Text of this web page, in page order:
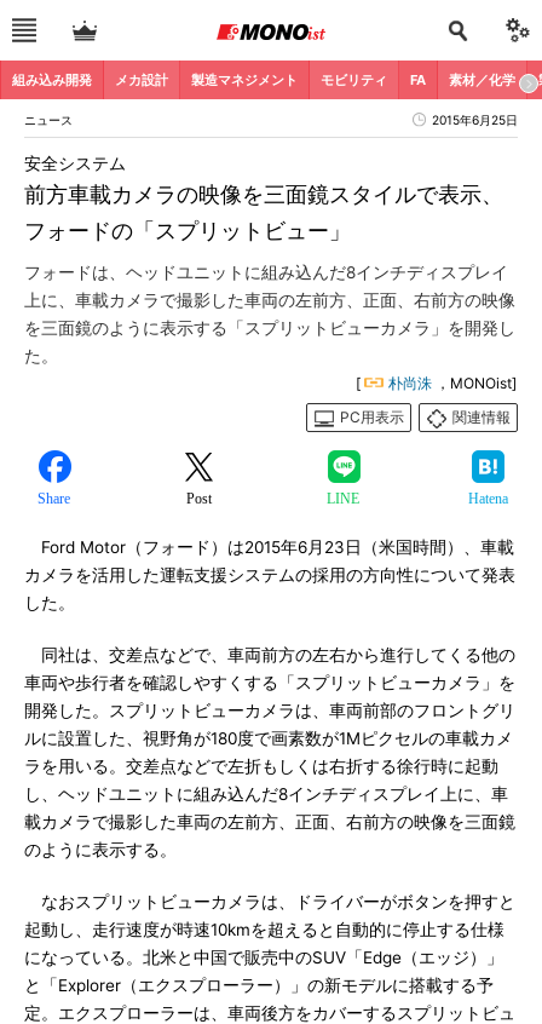
組み込み開発 メカ設計 製造マネジメント モビリティ FA 素材／化学
ニュース 2015年6月25日
前方車載カメラの映像を三面鏡スタイルで表示、
フォードの「スプリットビュー」
安全システム
フォードは、ヘッドユニットに組み込んだ8インチディスプレイ
上に、車載カメラで撮影した車両の左前方、正面、右前方の映像
を三面鏡のように表示する「スプリットビューカメラ」を開発し
た。
[ 朴尚洙 ，MONOist]
PC用表示
関連情報
Share Post LINE Hatena
Ford Motor（フォード）は2015年6月23日（米国時間）、車載
カメラを活用した運転支援システムの採用の方向性について発表
した。
同社は、交差点などで、車両前方の左右から進行してくる他の
車両や歩行者を確認しやすくする「スプリットビューカメラ」を
開発した。スプリットビューカメラは、車両前部のフロントグリ
ルに設置した、視野角が180度で画素数が1Mピクセルの車載カメ
ラを用いる。交差点などで左折もしくは右折する徐行時に起動
し、ヘッドユニットに組み込んだ8インチディスプレイ上に、車
載カメラで撮影した車両の左前方、正面、右前方の映像を三面鏡
のように表示する。
なおスプリットビューカメラは、ドライバーがボタンを押すと
起動し、走行速度が時速10kmを超えると自動的に停止する仕様
になっている。北米と中国で販売中のSUV「Edge（エッジ）」
と「Explorer（エクスプローラー）」の新モデルに搭載する予
定。エクスプローラーは、車両後方をカバーするスプリットビュ